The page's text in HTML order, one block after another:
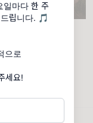
일마다 한 주
립니다. 🎵
으로
세요!